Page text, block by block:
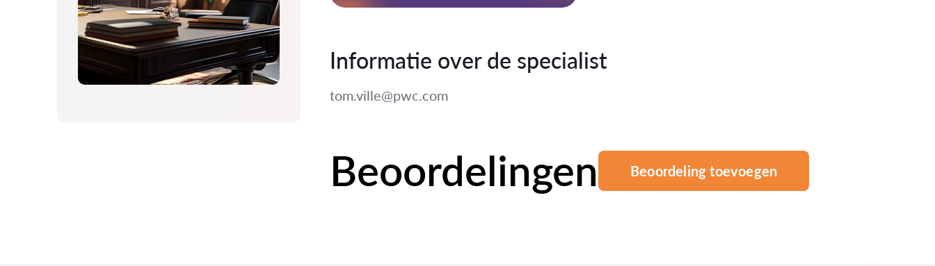
Informatie over de specialist
tom.ville@pwc.com
Beoordelingen Beoordeling toevoegen